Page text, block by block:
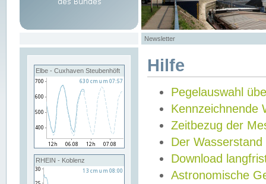
Newsletter
Elbe - Cuxhaven Steubenhöft
RHEIN - Koblenz
Hilfe
Pegelauswahl
Kennzeichnende
Zeitbezug der
Der Wasserstand
Download
Astronomische